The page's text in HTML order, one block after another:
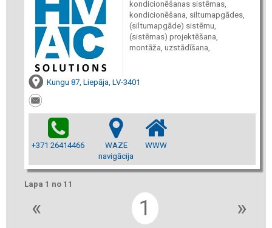
kondicionēšanas sistēmas,
kondicionēšana, siltumapgādes,
(siltumapgāde) sistēmu,
(sistēmas) projektēšana,
montāža, uzstādīšana,
Kungu 87, Liepāja, LV-3401
+371 26414466
WAZE
navigācija
WWW
Lapa 1 no 11
« 1 »